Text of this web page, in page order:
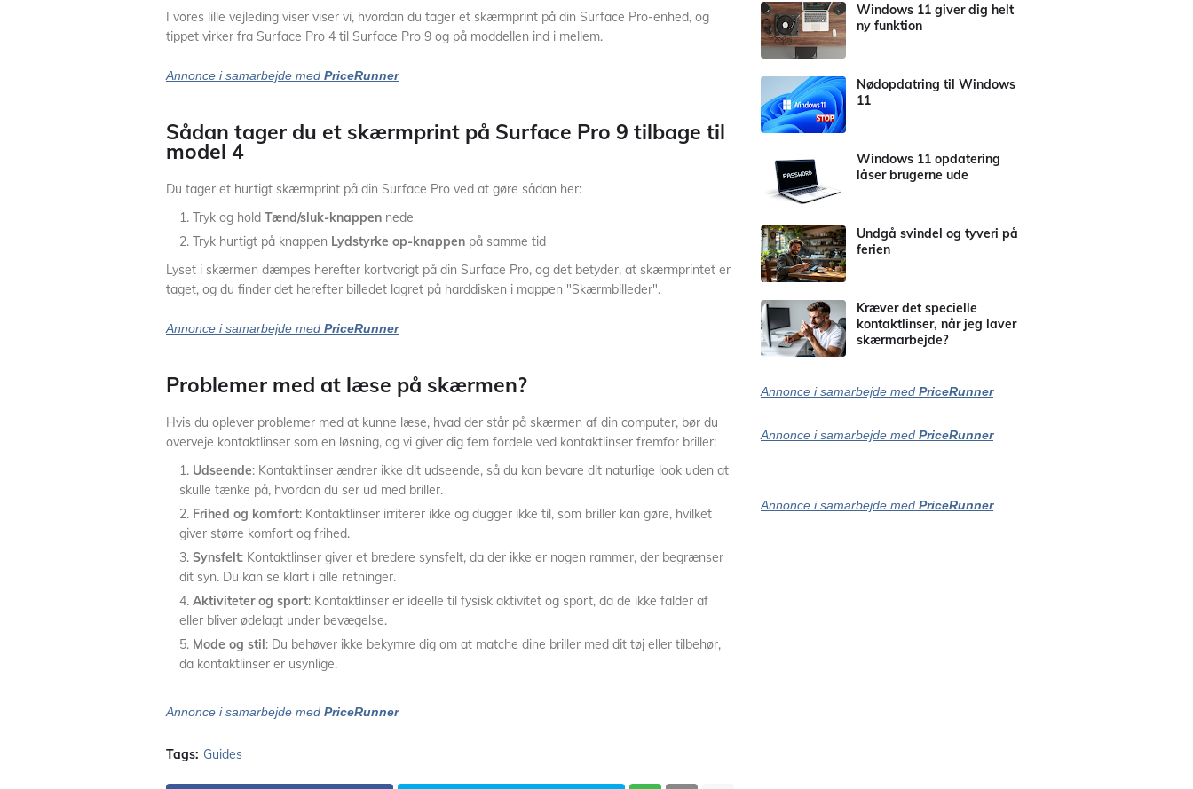
I vores lille vejleding viser viser vi, hvordan du tager et skærmprint på din Surface Pro-enhed, og
tippet virker fra Surface Pro 4 til Surface Pro 9 og på moddellen ind i mellem.
Annonce i samarbejde med PriceRunner
Sådan tager du et skærmprint på Surface Pro 9 tilbage til
model 4
Du tager et hurtigt skærmprint på din Surface Pro ved at gøre sådan her:
Tryk og hold Tænd/sluk-knappen nede
Tryk hurtigt på knappen Lydstyrke op-knappen på samme tid
Lyset i skærmen dæmpes herefter kortvarigt på din Surface Pro, og det betyder, at skærmprintet er
taget, og du finder det herefter billedet lagret på harddisken i mappen "Skærmbilleder".
Annonce i samarbejde med PriceRunner
Problemer med at læse på skærmen?
Hvis du oplever problemer med at kunne læse, hvad der står på skærmen af din computer, bør du
overveje kontaktlinser som en løsning, og vi giver dig fem fordele ved kontaktlinser fremfor briller:
Udseende: Kontaktlinser ændrer ikke dit udseende, så du kan bevare dit naturlige look uden at
skulle tænke på, hvordan du ser ud med briller.
Frihed og komfort: Kontaktlinser irriterer ikke og dugger ikke til, som briller kan gøre, hvilket
giver større komfort og frihed.
Synsfelt: Kontaktlinser giver et bredere synsfelt, da der ikke er nogen rammer, der begrænser
dit syn. Du kan se klart i alle retninger.
Aktiviteter og sport: Kontaktlinser er ideelle til fysisk aktivitet og sport, da de ikke falder af
eller bliver ødelagt under bevægelse.
Mode og stil: Du behøver ikke bekymre dig om at matche dine briller med dit tøj eller tilbehør,
da kontaktlinser er usynlige.
Annonce i samarbejde med PriceRunner
Tags: Guides
Windows 11 giver dig helt
ny funktion
Nødopdatring til Windows
11
Windows 11 opdatering
låser brugerne ude
Undgå svindel og tyveri på
ferien
Kræver det specielle
kontaktlinser, når jeg laver
skærmarbejde?
Annonce i samarbejde med PriceRunner
Annonce i samarbejde med PriceRunner
Annonce i samarbejde med PriceRunner